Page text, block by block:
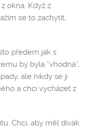
okna. Když z
se to zachytit,
předem jak s
by byla “vhodná”,
ale nikdy se ji
a chci vycházet z
Chci, aby měl divák